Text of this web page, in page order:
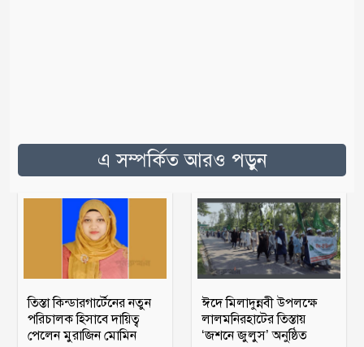
এ সম্পর্কিত আরও পড়ুন
তিস্তা কিন্ডারগার্টেনের নতুন
পরিচালক হিসাবে দায়িত্ব
পেলেন মুরাজিন মোমিন
ঈদে মিলাদুন্নবী উপলক্ষে
লালমনিরহাটের তিস্তায়
‘জশনে জুলুস’ অনুষ্ঠিত